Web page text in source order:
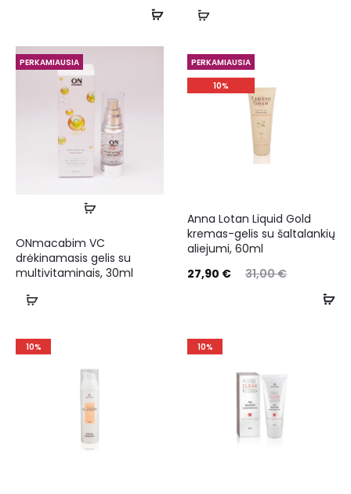
PERKAMIAUSIA
ONmacabim VC
drėkinamasis gelis su
multivitaminais, 30ml
PERKAMIAUSIA
10%
Anna Lotan Liquid Gold
kremas-gelis su šaltalankių
aliejumi, 60ml
31,00€
27,90 €
10% 10%